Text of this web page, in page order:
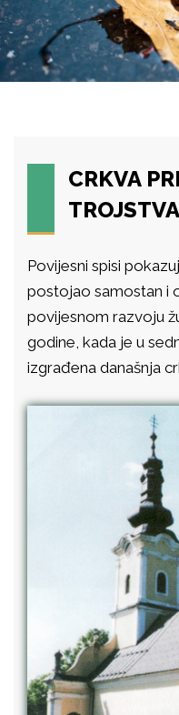
CRKVA
TROJSTVA
Povijesni spisi
postojao samostan i
povijesnom razvoju
godine, kada je u
izgrađena današnja